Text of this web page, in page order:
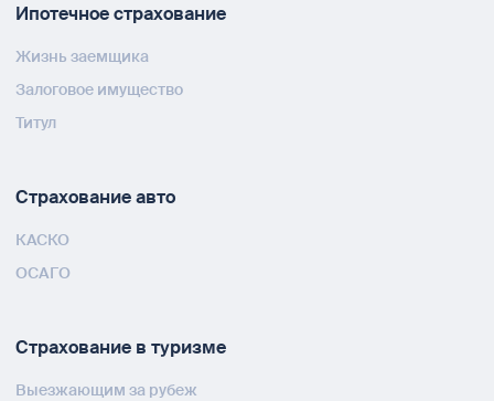
Ипотечное страхование
Жизнь заемщика
Залоговое имущество
Титул
Страхование авто
КАСКО
ОСАГО
Страхование в туризме
Выезжающим за рубеж